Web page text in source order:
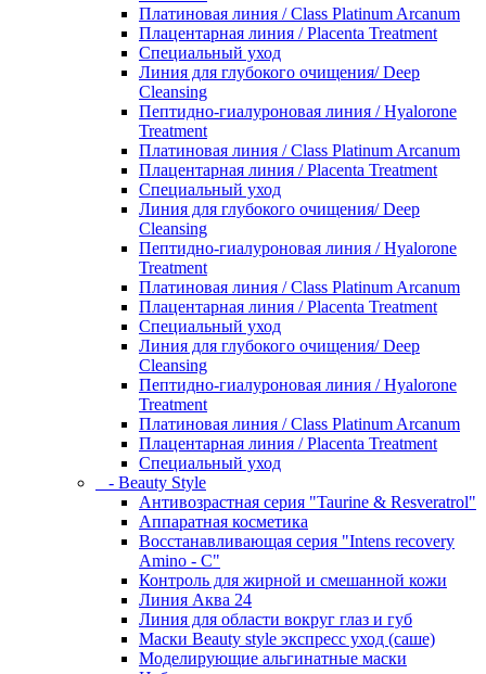
Платиновая линия / Class Platinum Arcanum
Плацентарная линия / Placenta Treatment
Специальный уход
Линия для глубокого очищения/ Deep
Cleansing
Пептидно-гиалуроновая линия / Hyalorone
Treatment
Платиновая линия / Class Platinum Arcanum
Плацентарная линия / Placenta Treatment
Специальный уход
Линия для глубокого очищения/ Deep
Cleansing
Пептидно-гиалуроновая линия / Hyalorone
Treatment
Платиновая линия / Class Platinum Arcanum
Плацентарная линия / Placenta Treatment
Специальный уход
Линия для глубокого очищения/ Deep
Cleansing
Пептидно-гиалуроновая линия / Hyalorone
Treatment
Платиновая линия / Class Platinum Arcanum
Плацентарная линия / Placenta Treatment
Специальный уход
- Beauty Style
Антивозрастная серия "Taurine & Resveratrol"
Аппаратная косметика
Восстанавливающая серия "Intens recovery
Amino - C"
Контроль для жирной и смешанной кожи
Линия Аква 24
Линия для области вокруг глаз и губ
Маски Beauty style экспресс уход (саше)
Моделирующие альгинатные маски